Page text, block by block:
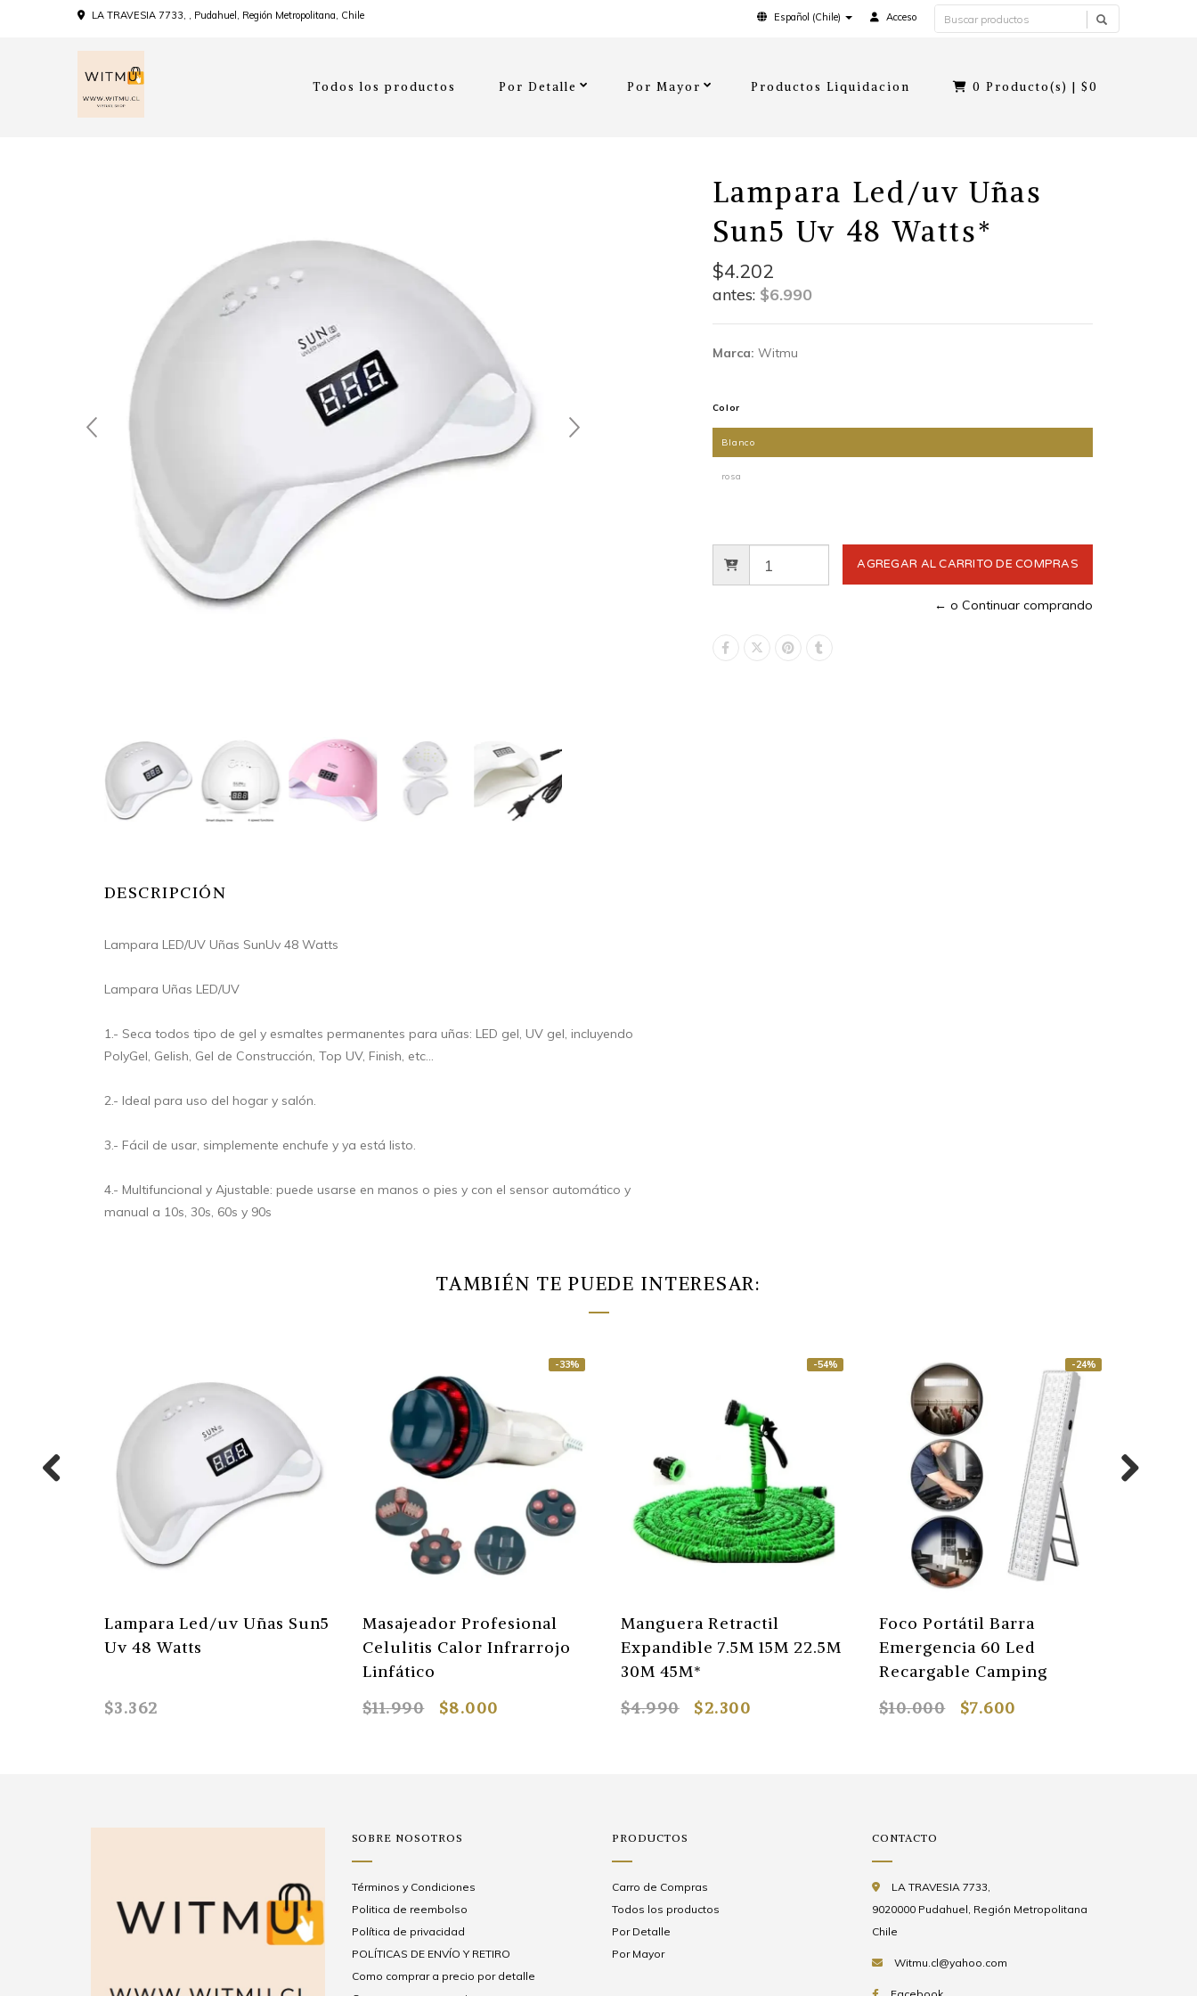
LA TRAVESIA 7733, , Pudahuel, Región Metropolitana, Chile Español (Chile) Acceso
Todos los productos Por Detalle Por Mayor Productos Liquidacion 0 Producto(s) |$0
DESCRIPCIÓN
Lampara LED/UV Uñas SunUv 48 Watts
Lampara Uñas LED/UV
1.- Seca todos tipo de gel y esmaltes permanentes para uñas: LED gel, UV gel, incluyendo
PolyGel, Gelish, Gel de Construcción, Top UV, Finish, etc...
2.- Ideal para uso del hogar y salón.
3.- Fácil de usar, simplemente enchufe y ya está listo.
4.- Multifuncional y Ajustable: puede usarse en manos o pies y con el sensor automático y
manual a 10s, 30s, 60s y 90s
Lampara Led/uv Uñas
Sun5 Uv 48 Watts*
$4.202
antes: $6.990
Marca: Witmu
Color
Blanco
rosa
← o Continuar comprando
TAMBIÉN TE PUEDE INTERESAR:
Lampara Led/uv Uñas Sun5
Uv 48 Watts
$3.362
-33%
Masajeador Profesional
Celulitis Calor Infrarrojo
Linfático
$11.990
$8.000
-54%
Manguera Retractil
Expandible 7.5M 15M 22.5M
30M 45M*
$4.990
$2.300
-24%
Foco Portátil Barra
Emergencia 60 Led
Recargable Camping
$10.000
$7.600
SOBRE NOSOTROS
Términos y Condiciones
Politica de reembolso
Política de privacidad
POLÍTICAS DE ENVÍO Y RETIRO
Como comprar a precio por detalle
PRODUCTOS
Carro de Compras
Todos los productos
Por Detalle
Por Mayor
CONTACTO
LA TRAVESIA 7733,
9020000 Pudahuel, Región Metropolitana
Chile
Witmu.cl@yahoo.com